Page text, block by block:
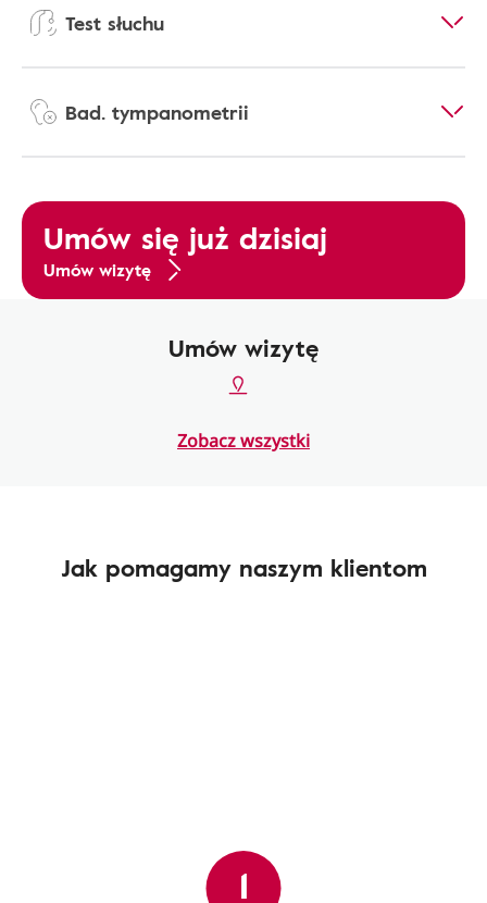
Test słuchu
Bad. tympanometrii
Umów się już dzisiaj
Umów wizytę
Umów wizytę
Zobacz wszystki
Jak pomagamy naszym klientom
1